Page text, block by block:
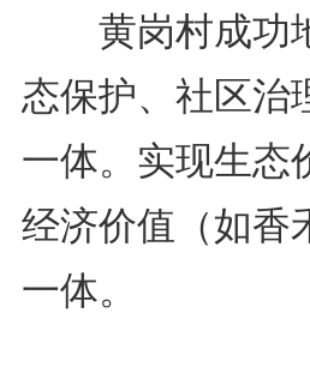
黄岗村成功
态保护、社区治
一体。实现生态
经济价值（如香
一体。